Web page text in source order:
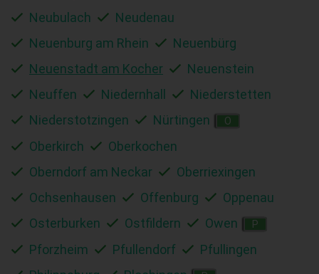
Neubulach
Neudenau
Neuenburg am Rhein
Neuenbürg
Neuenstadt am Kocher
Neuenstein
Neuffen
Niedernhall
Niederstetten
Niederstotzingen
Nürtingen O
Oberkirch
Oberkochen
Oberndorf am Neckar
Oberriexingen
Ochsenhausen
Offenburg
Oppenau
Osterburken
Ostfildern Owen P
Pforzheim Pfullendorf
Pfullingen